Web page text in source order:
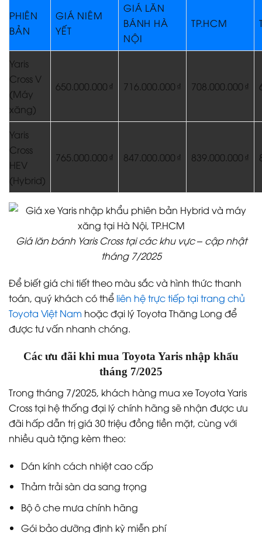
PHIÊN
BẢN
GIÁ NIÊM
YẾT
GIÁ LĂN
BÁNH HÀ
NỘI
TP.HCM
Yaris
Cross V
(Máy
xăng)
650.000.000 ₫ 716.000.000 ₫ 708.000.000 ₫
Yaris
Cross
HEV
(Hybrid)
765.000.000 ₫ 847.000.000 ₫ 839.000.000 ₫
Giá lăn bánh Yaris Cross tại các khu vực – cập nhật
tháng 7/2025
Để biết giá chi tiết theo màu sắc và hình thức thanh
toán, quý khách có thể liên hệ trực tiếp tại trang chủ
Toyota Việt Nam hoặc đại lý Toyota Thăng Long để
được tư vấn nhanh chóng.
Các ưu đãi khi mua Toyota Yaris nhập khẩu
tháng 7/2025
Trong tháng 7/2025, khách hàng mua xe Toyota Yaris
Cross tại hệ thống đại lý chính hãng sẽ nhận được ưu
đãi hấp dẫn trị giá 30 triệu đồng tiền mặt, cùng với
nhiều quà tặng kèm theo:
Dán kính cách nhiệt cao cấp
Thảm trải sàn da sang trọng
Bộ ô che mưa chính hãng
Gói bảo dưỡng định kỳ miễn phí